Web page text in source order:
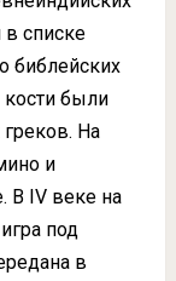
в списке
библейских
кости были
На
и
В IV веке на
под
в